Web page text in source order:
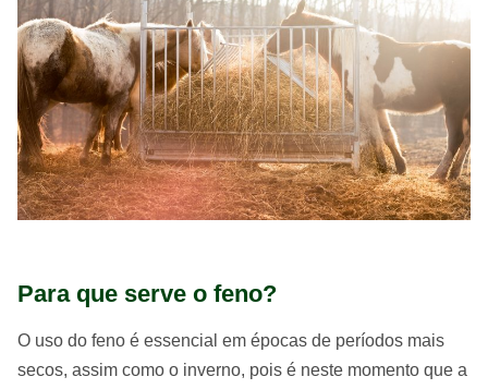
Para que serve o feno?
O uso do feno é essencial em épocas de períodos mais
secos, assim como o inverno, pois é neste momento que a